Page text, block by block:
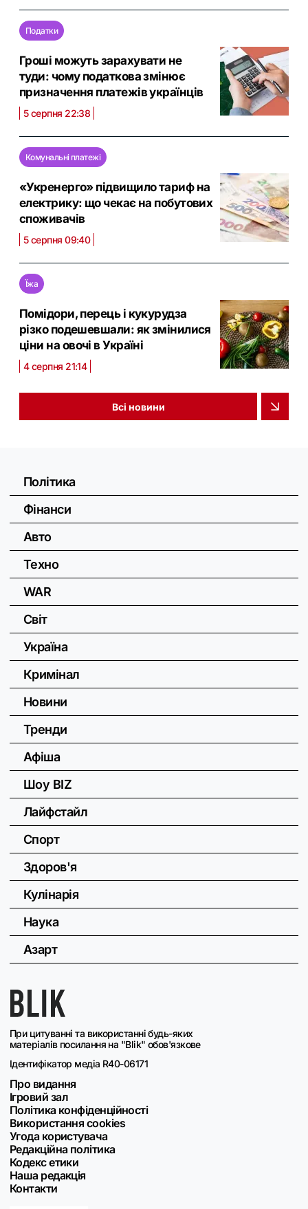
Податки
Гроші можуть зарахувати не
туди: чому податкова змінює
призначення платежів українців
5 серпня 22:38
Комунальні платежі
«Укренерго» підвищило тариф на
електрику: що чекає на побутових
споживачів
5 серпня 09:40
Їжа
Помідори, перець і кукурудза
різко подешевшали: як змінилися
ціни на овочі в Україні
4 серпня 21:14
Всі новини
При цитуванні та використанні будь-яких
матеріалів посилання на "Blik" обов'язкове
Ідентифікатор медіа R40-06171
Про видання
Ігровий зал
Політика конфіденційності
Використання cookies
Угода користувача
Редакційна політика
Кодекс етики
Наша редакція
Контакти
Політика
Фінанси
Авто
Техно
WAR
Світ
Україна
Кримінал
Новини
Тренди
Афіша
Шоу BIZ
Лайфстайл
Спорт
Здоров'я
Кулінарія
Наука
Азарт